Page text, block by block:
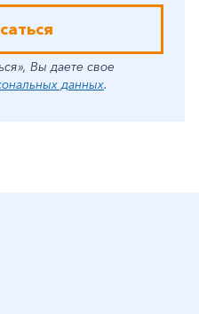
Вы даете свое
данных.